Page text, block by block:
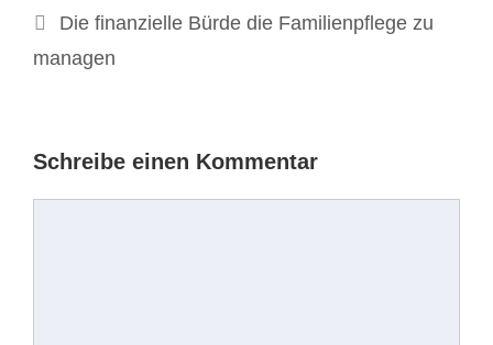
Navigation
Die finanzielle Bürde die Familienpflege zu
managen
Schreibe einen Kommentar